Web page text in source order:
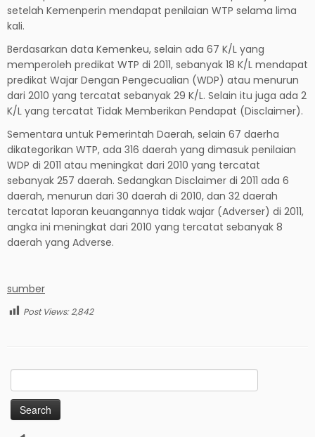
setelah Kemenperin mendapat penilaian WTP selama lima
kali.
Berdasarkan data Kemenkeu, selain ada 67 K/L yang
memperoleh predikat WTP di 2011, sebanyak 18 K/L mendapat
predikat Wajar Dengan Pengecualian (WDP) atau menurun
dari 2010 yang tercatat sebanyak 29 K/L. Selain itu juga ada 2
K/L yang tercatat Tidak Memberikan Pendapat (Disclaimer).
Sementara untuk Pemerintah Daerah, selain 67 daerha
dikategorikan WTP, ada 316 daerah yang dimasuk penilaian
WDP di 2011 atau meningkat dari 2010 yang tercatat
sebanyak 257 daerah. Sedangkan Disclaimer di 2011 ada 6
daerah, menurun dari 30 daerah di 2010, dan 32 daerah
tercatat laporan keuangannya tidak wajar (Adverser) di 2011,
angka ini meningkat dari 2010 yang tercatat sebanyak 8
daerah yang Adverse.
sumber
Post Views:2,842
Search
for: